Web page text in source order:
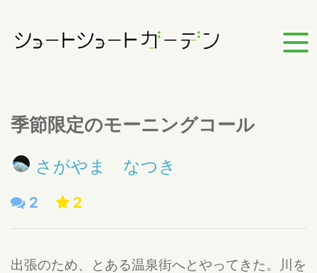
季節限定のモーニングコール
さがやま なつき
2 2
出張のため、とある温泉街へとやってきた。川を